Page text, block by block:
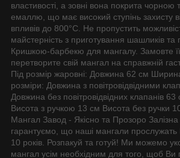
властивості, а зовні вона покрита чорною
емаллю, що має високий ступінь захисту
впливів до 800°C. Не пропустить
майстерність з приготування шашликів
Кришкою-барбекю для мангалу. Замовте її
перетворите свій мангал на справжній
Під розмір жаровні: Довжина 62 см
розміри: Довжина з повітровідвідними
Довжина без повітровідвідних клапанів
Висота з ручкою 13 см Висота без ручки
Мангал Завод - Якісно та Прозоро Залізна
гарантуємо, що наші мангали
10 років. Розпакуй та готуй! Ми можемо
мангал усім необхідним для того, щоб Ви